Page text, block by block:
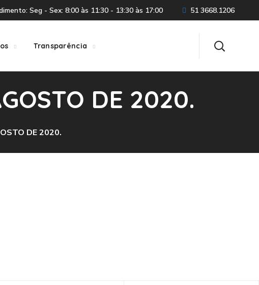
Seg - Sex: 8:00 às 11:30 - 13:30 às 17:00 51 3668.1206
Transparência
DE 2020.
DE 2020.